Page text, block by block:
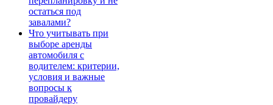
остаться под
завалами?
Что учитывать при
выборе аренды
автомобиля с
водителем: критерии,
условия и важные
вопросы к
провайдеру